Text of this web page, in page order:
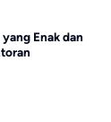
Enak dan